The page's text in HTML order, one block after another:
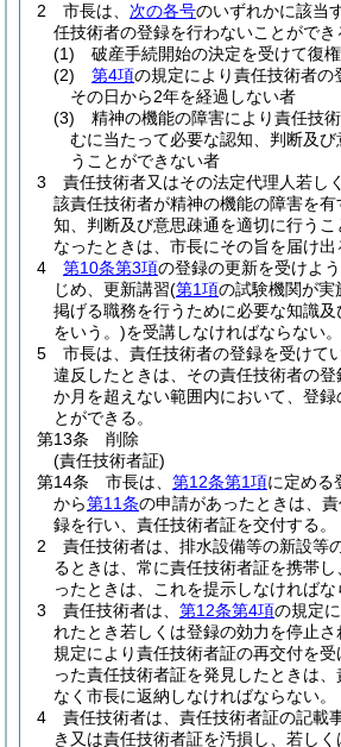
2
市長は、 次の各号のいずれかに該当
任技術者の登録を行わないことができ
(1)
破産手続開始の決定を受けて復
(2)
第4項の規定により責任技術者の
その日から2年を経過しない者
(3)
精神の機能の障害により責任技
むに当たって必要な認知、判断及
うことができない者
3
責任技術者又はその法定代理人若し
該責任技術者が精神の機能の障害を
知、判断及び意思疎通を適切に行うこ
なったときは、市長にその旨を届け出
4
第10条第3項の登録の更新を受けよ
じめ、更新講習(第1項の試験機関が実
掲げる職務を行うために必要な知識
をいう。)を受講しなければならない。
5
市長は、責任技術者の登録を受けて
違反したときは、その責任技術者の
か月を超えない範囲内において、登録
とができる。
第13条
削除
(責任技術者証)
第14条
市長は、 第12条第1項に定める
から第11条の申請があったときは、
録を行い、責任技術者証を交付する。
2
責任技術者は、排水設備等の新設等
るときは、常に責任技術者証を携帯
ったときは、これを提示しなければな
3
責任技術者は、 第12条第4項の規定
れたとき若しくは登録の効力を停止さ
規定により責任技術者証の再交付を
った責任技術者証を発見したときは
なく市長に返納しなければならない。
4
責任技術者は、責任技術者証の記載
き又は責任技術者証を汚損し、若しく